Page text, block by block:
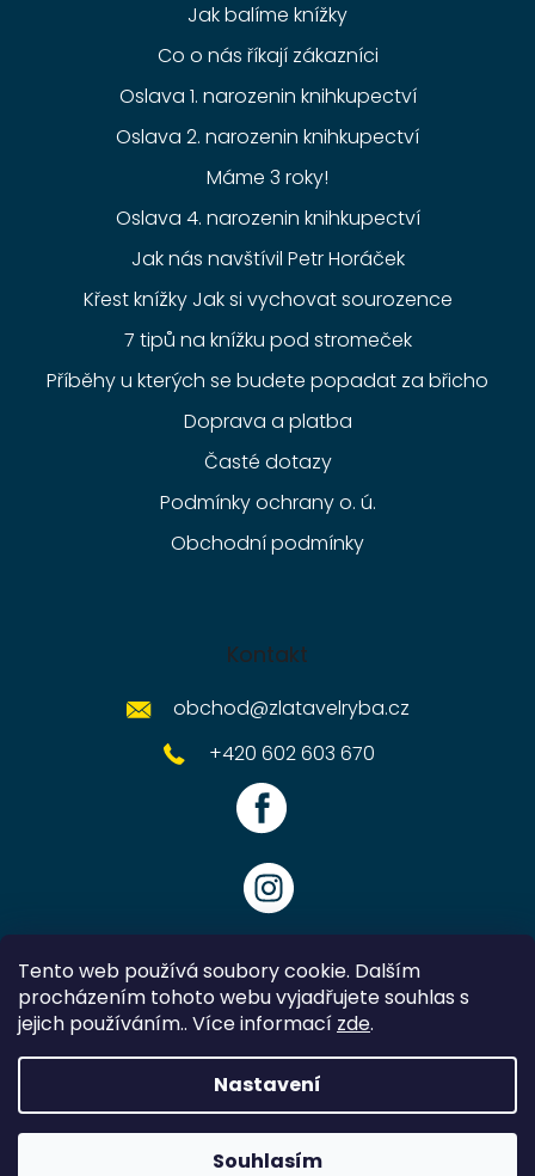
Tento web používá soubory cookie. Dalším
procházením tohoto webu vyjadřujete souhlas s
jejich používáním.. Více informací zde.
Nastavení
Souhlasím
Jak balíme knížky
Co o nás říkají zákazníci
Oslava 1. narozenin knihkupectví
Oslava 2. narozenin knihkupectví
Máme 3 roky!
Oslava 4. narozenin knihkupectví
Jak nás navštívil Petr Horáček
Křest knížky Jak si vychovat sourozence
7 tipů na knížku pod stromeček
Příběhy u kterých se budete popadat za břicho
Doprava a platba
Časté dotazy
Podmínky ochrany o. ú.
Obchodní podmínky
Kontakt
obchod@zlatavelryba.cz
+420 602 603 670
Vytvořil Shoptet
Zlatavelryba.cz. Všechna práva vyhrazena.